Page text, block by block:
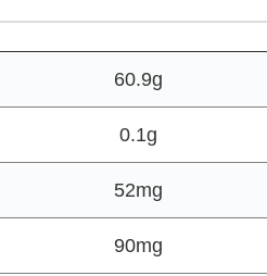
60.9g
0.1g
52mg
90mg